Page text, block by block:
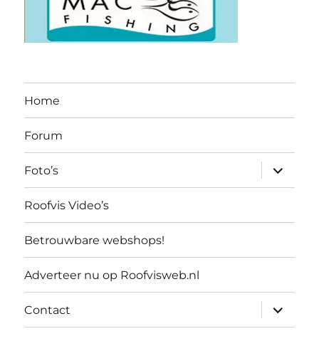
Home
Forum
Foto’s
Roofvis Video’s
Betrouwbare webshops!
Adverteer nu op Roofvisweb.nl
Contact